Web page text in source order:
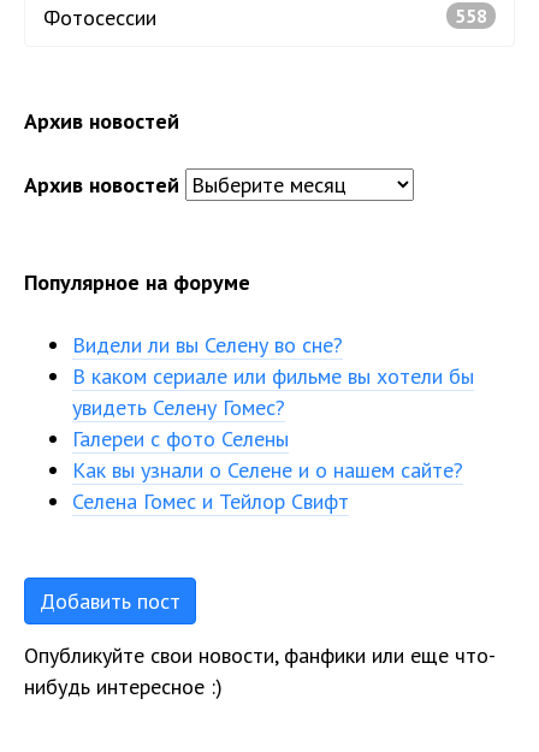
Фотосессии 558
Архив новостей
Архив новостей
Популярное на форуме
Видели ли вы Селену во сне?
В каком сериале или фильме вы хотели бы
увидеть Селену Гомес?
Галереи с фото Селены
Как вы узнали о Селене и о нашем сайте?
Селена Гомес и Тейлор Свифт
Добавить пост
Опубликуйте свои новости, фанфики или еще что-
нибудь интересное :)